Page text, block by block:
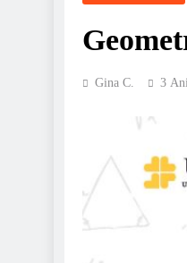
Gina C. 3